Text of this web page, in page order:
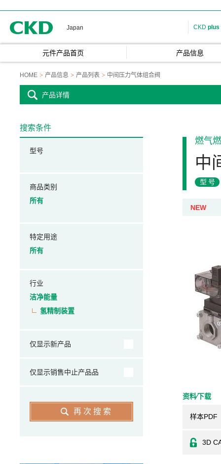
Japan CKD plus
元件产品首页 产品信息
HOME 产品信息 产品列表 中间压力气体组合阀
产品详情
燃气
中
型号
NEW
资料⁄下载
样本PDF
3D
搜索条件
型号
商品类别
所有
特定用途
所有
行业
洁净能量
氢精制装置
仅显示新产品
仅显示销售中止产品品
再次搜索